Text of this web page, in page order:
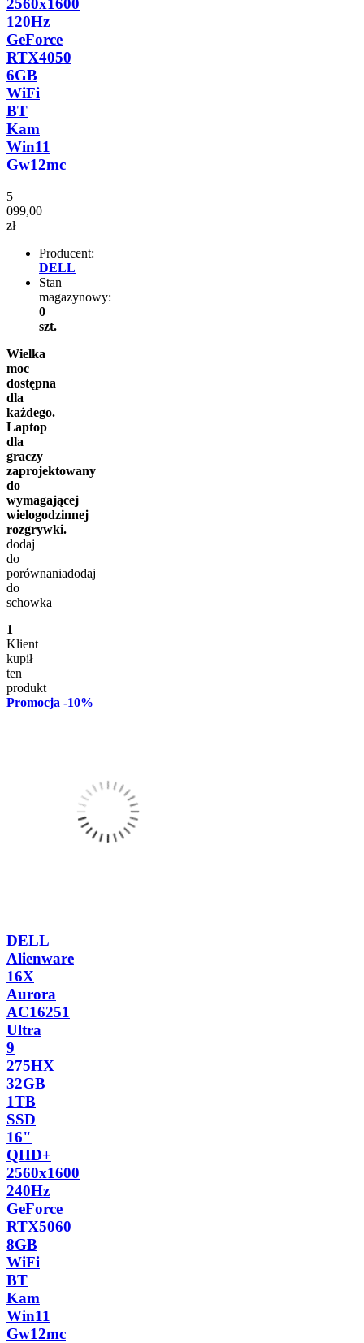
2560x1600
120Hz
GeForce
RTX4050
6GB
WiFi
BT
Kam
Win11
Gw12mc
5
099,00
zł
Producent:
DELL
Stan
magazynowy:
0
szt.
Wielka
moc
dostępna
dla
każdego.
Laptop
dla
graczy
zaprojektowany
do
wymagającej
wielogodzinnej
rozgrywki.
dodaj
do
porównaniadodaj
do
schowka
1
Klient
kupił
ten
produkt
Promocja -10%
DELL
Alienware
16X
Aurora
AC16251
Ultra
9
275HX
32GB
1TB
SSD
16"
QHD+
2560x1600
240Hz
GeForce
RTX5060
8GB
WiFi
BT
Kam
Win11
Gw12mc